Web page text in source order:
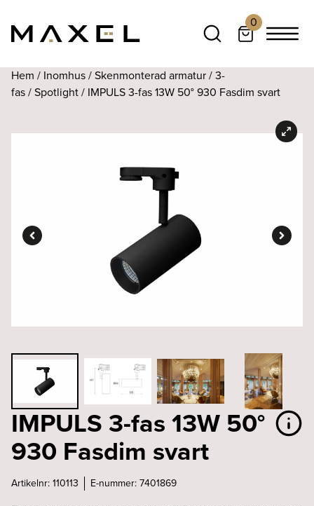
0
Hem / Inomhus/Skenmonterad armatur/3-
fas/Spotlight/ IMPULS 3-fas 13W 50° 930 Fasdim svart
IMPULS 3-fas 13W 50°
930 Fasdim svart
Artikelnr:110113 E-nummer:7401869